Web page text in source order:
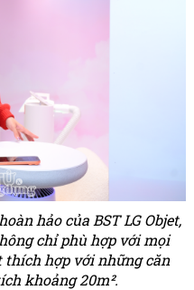
hảo của BST LG Objet,
chỉ phù hợp với mọi
thích hợp với những căn
khoảng 20m².